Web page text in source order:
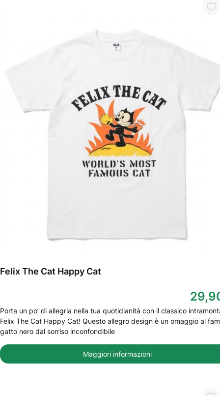
Felix The Cat Happy Cat
Porta un po’ di allegria nella tua quotidianità con il classico
Felix The Cat Happy Cat! Questo allegro design è un omaggio al
gatto nero dal sorriso inconfondibile
Maggiori informazioni